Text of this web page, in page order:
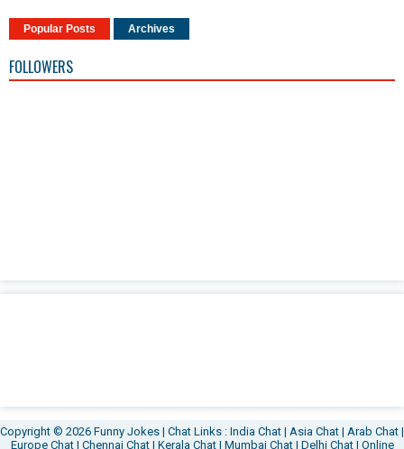
Popular Posts Archives
FOLLOWERS
Copyright © 2026 Funny Jokes | Chat Links : India Chat | Asia Chat | Arab Chat |
Europe Chat| Chennai Chat| Kerala Chat| Mumbai Chat| Delhi Chat| Online